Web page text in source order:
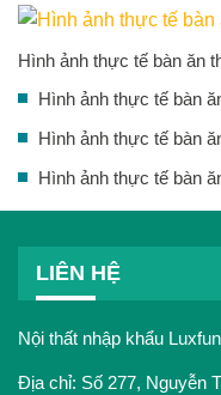
Hình ảnh thực tế bàn ăn
Hình ảnh thực tế bàn
Hình ảnh thực tế bàn
Hình ảnh thực tế bàn
LIÊN HỆ
Nội thất nhập khẩu
Địa chỉ: Số 277, Nguyễn